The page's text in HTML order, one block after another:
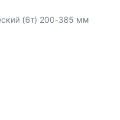
(6т) 200-385 мм